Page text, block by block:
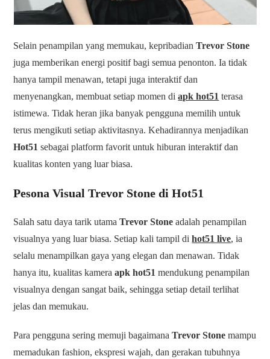
Selain penampilan yang memukau, kepribadianTrevor Stone
juga memberikan energi positif bagi semua penonton. Ia tidak
hanya tampil menawan, tetapi juga interaktif dan
menyenangkan, membuat setiap momen diapk hot51 terasa
istimewa. Tidak heran jika banyak pengguna memilih untuk
terus mengikuti setiap aktivitasnya. Kehadirannya menjadikan
Hot51 sebagai platform favorit untuk hiburan interaktif dan
kualitas konten yang luar biasa.
Pesona VisualTrevor Stone di Hot51
Salah satu daya tarik utamaTrevor Stone adalah penampilan
visualnya yang luar biasa. Setiap kali tampil dihot51 live, ia
selalu menampilkan gaya yang elegan dan menawan. Tidak
hanya itu, kualitas kameraapk hot51 mendukung penampilan
visualnya dengan sangat baik, sehingga setiap detail terlihat
jelas dan memukau.
Para pengguna sering memuji bagaimanaTrevor Stone mampu
memadukan fashion, ekspresi wajah, dan gerakan tubuhnya